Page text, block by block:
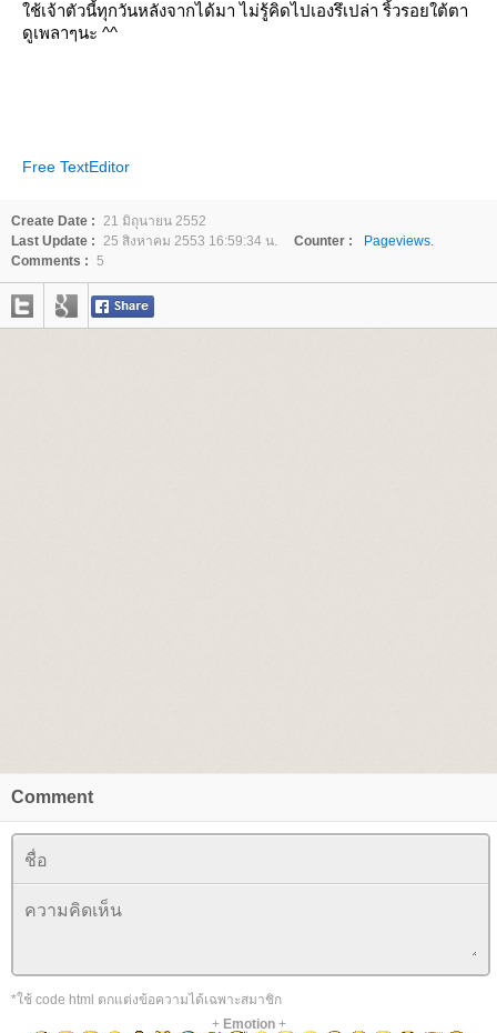
ช้เจ้าตัวนี้ทุกวันหลังจากได้มา ไม่รู้คิดไปเองรึเปล่า ริ้วรอยใต้ตา
ดูเพลาๆนะ ^^
Free TextEditor
Create Date : 21 มิถุนายน 2552
Last Update : 25 สิงหาคม 2553 16:59:34 น. Counter :
Pageviews.
Comments : 5
Comment
*ใช้ code html ตกแต่งข้อความได้เฉพาะสมาชิก
+ Emotion+